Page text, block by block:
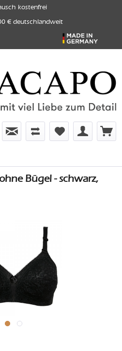
kostenfrei
€ deutschlandweit
Bügel - schwarz,